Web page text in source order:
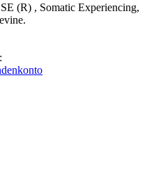
(R) , Somatic Experiencing,